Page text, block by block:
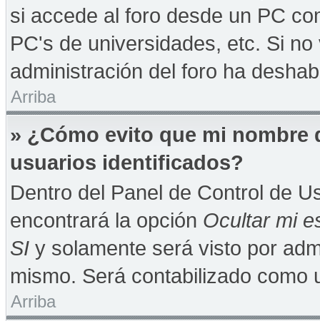
si accede al foro desde un PC
PC's de universidades, etc. Si
administración del foro ha
Arriba
» ¿Cómo evito que mi nombre
usuarios identificados?
Dentro del Panel de Control de
encontrará la opción Ocultar mi
SI y solamente será visto por
mismo. Será contabilizado como
Arriba